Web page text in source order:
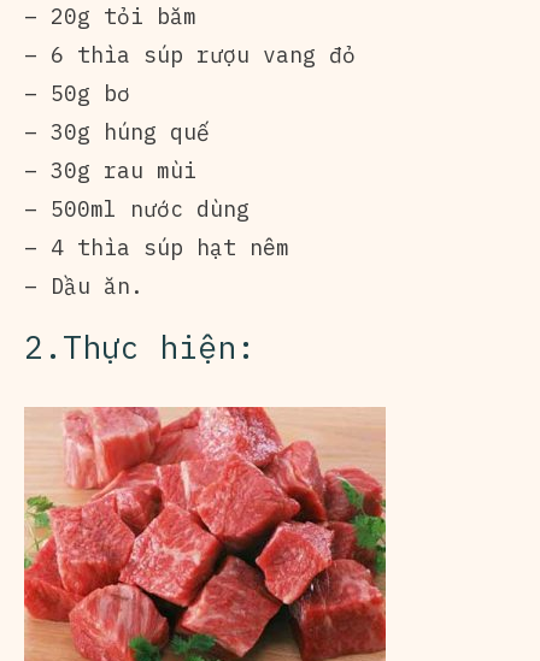
– 20g tỏi băm
– 6 thìa súp rượu vang đỏ
– 50g bơ
– 30g húng quế
– 30g rau mùi
– 500ml nước dùng
– 4 thìa súp hạt nêm
– Dầu ăn.
2.Thực hiện: